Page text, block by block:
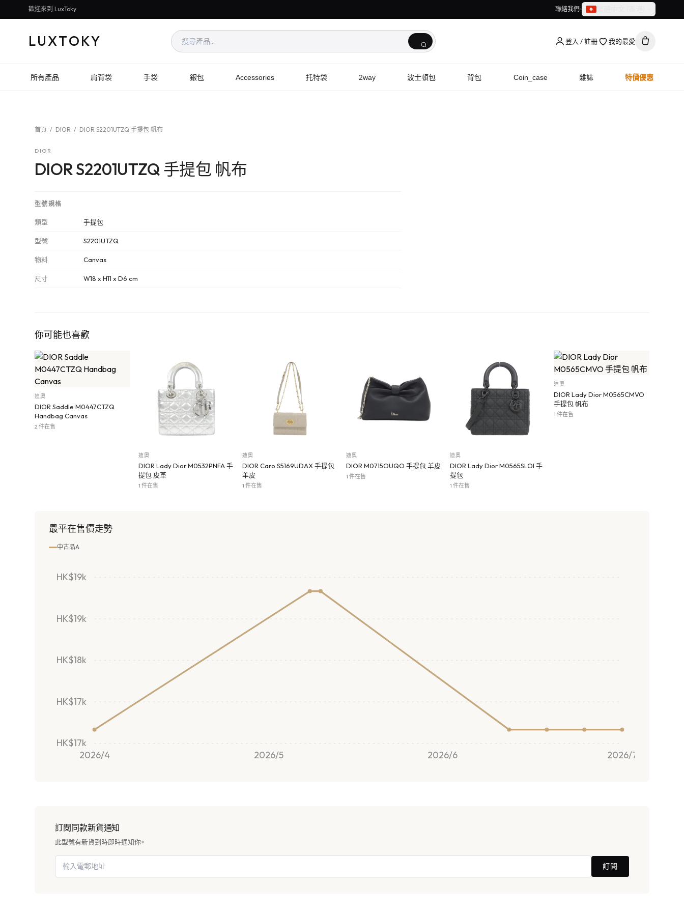
歡迎來到 LuxToky 聯絡我們
繁體中文（香港）
LUXTOKY 登入 / 註冊 我的最愛
所有產品 肩背袋 手袋 銀包 Accessories 托特袋 2way 波士頓包 背包 Coin_case 雜誌 特價優惠
首頁 / DIOR / DIOR S2201UTZQ 手提包 帆布
DIOR
DIOR S2201UTZQ 手提包 帆布
型號規格
類型 手提包
型號 S2201UTZQ
物料 Canvas
尺寸 W18 x H11 x D6 cm
你可能也喜歡
迪奧
DIOR Saddle M0447CTZQ
Handbag Canvas
2 件在售
迪奧
DIOR Lady Dior M0532PNFA 手
提包 皮革
1 件在售
迪奧
DIOR Caro S5169UDAX 手提包
羊皮
1 件在售
迪奧
DIOR M0715OUQO 手提包 羊皮
1 件在售
迪奧
DIOR Lady Dior M0565SLOI 手
提包
1 件在售
迪奧
DIOR Lady Dior M0565CMVO
手提包 帆布
1 件在售
最平在售價走勢
中古品A
HK$17k
HK$17k
HK$18k
HK$19k
HK$19k
2026/4 2026/5 2026/6 2026/7
訂閱同款新貨通知
此型號有新貨到時即時通知你。
訂閱